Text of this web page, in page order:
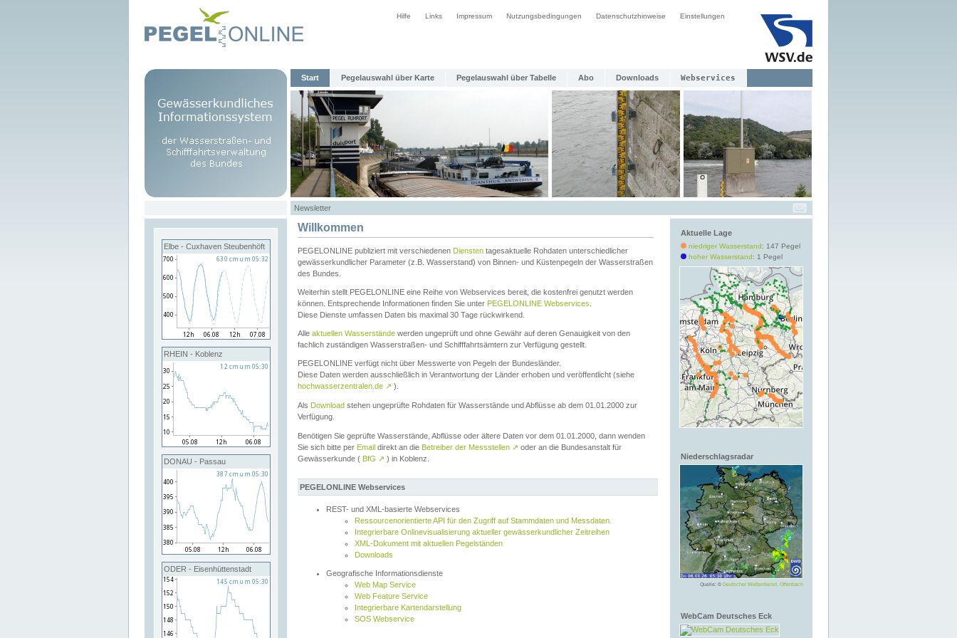
Hilfe Links Impressum Nutzungsbedingungen Datenschutzhinweise Einstellungen
Start Pegelauswahl über Karte Pegelauswahl über Tabelle Abo Downloads Webservices
Newsletter
Elbe - Cuxhaven Steubenhöft
RHEIN - Koblenz
DONAU - Passau
ODER - Eisenhüttenstadt
Aktuelle Lage
niedriger Wasserstand: 147 Pegel
hoher Wasserstand: 1 Pegel
Niederschlagsradar
Quelle: © Deutscher Wetterdienst, Offenbach
WebCam Deutsches Eck
Willkommen
PEGELONLINE publiziert mit verschiedenen Diensten tagesaktuelle Rohdaten unterschiedlicher
gewässerkundlicher Parameter (z.B. Wasserstand) von Binnen- und Küstenpegeln der Wasserstraßen
des Bundes.
Weiterhin stellt PEGELONLINE eine Reihe von Webservices bereit, die kostenfrei genutzt werden
können. Entsprechende Informationen finden Sie unter PEGELONLINE Webservices
Diese Dienste umfassen Daten bis maximal 30 Tage rückwirkend.
Alle aktuellen Wasserstände werden ungeprüft und ohne Gewähr auf deren Genauigkeit von den
fachlich zuständigen Wasserstraßen- und Schifffahrtsämtern zur Verfügung gestellt.
PEGELONLINE verfügt nicht über Messwerte von Pegeln der Bundesländer.
Diese Daten werden ausschließlich in Verantwortung der Länder erhoben und veröffentlicht (siehe
hochwasserzentralen.de ↗ ).
Als Download stehen ungeprüfte Rohdaten für Wasserstände und Abflüsse ab dem 01.01.2000 zur
Verfügung.
Benötigen Sie geprüfte Wasserstände, Abflüsse oder ältere Daten vor dem 01.01.2000, dann wenden
Sie sich bitte per Email direkt an die Betreiber der Messstellen ↗ oder an die Bundesanstalt für
Gewässerkunde ( BfG ↗ ) in Koblenz.
PEGELONLINE Webservices
REST- und XML-basierte Webservices
Ressourcenorientierte API für den Zugriff auf Stammdaten und Messdaten.
Integrierbare Onlinevisualisierung aktueller gewässerkundlicher Zeitreihen
XML-Dokument mit aktuellen Pegelständen
Downloads
Geografische Informationsdienste
Web Map Service
Web Feature Service
Integrierbare Kartendarstellung
SOS Webservice